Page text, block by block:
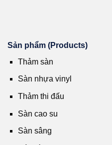
Sản phẩm (Products)
Thảm sàn
Sàn nhựa vinyl
Thảm thi đấu
Sàn cao su
Sàn sâng